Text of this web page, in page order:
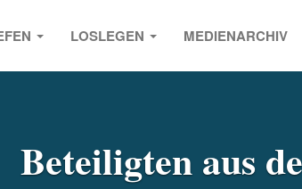
LOSLEGEN MEDIENARCHIV
Beteiligten aus